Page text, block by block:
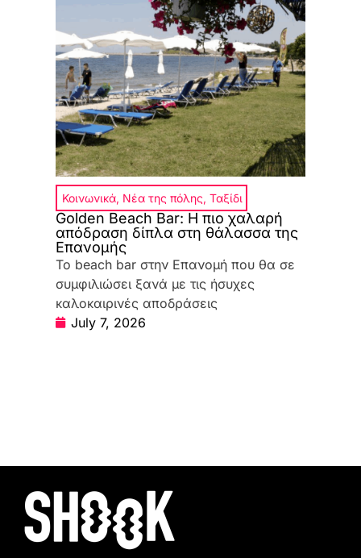
Κοινωνικά, Νέα της πόλης, Ταξίδι
Golden Beach Bar: Η πιο χαλαρή
απόδραση δίπλα στη θάλασσα της
Επανομής
Το beach bar στην Επανομή που θα σε
συμφιλιώσει ξανά με τις ήσυχες
καλοκαιρινές αποδράσεις
July 7, 2026